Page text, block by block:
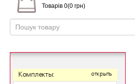
Товарів 0(0 грн)
Комплекты: открыть